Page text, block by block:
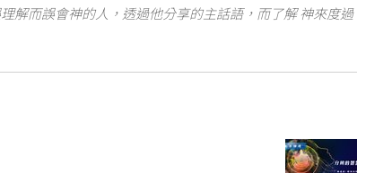
解而誤會神的人，透過他分享的主話語，而了解 神來度過